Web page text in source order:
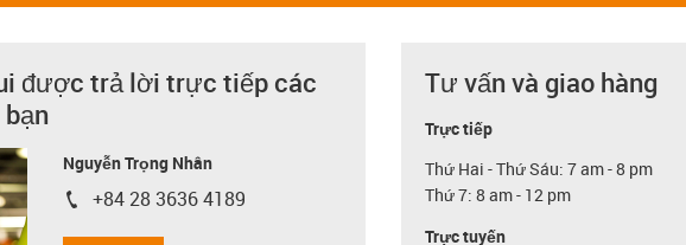
được trả lời trực tiếp các
Nguyễn Trọng Nhân
igus-icon-phone
+84 28 3636 4189
Tư vấn và giao hàng
Trực tiếp
Thứ Hai - Thứ Sáu: 7 am - 8 pm
Thứ 7: 8 am - 12 pm
Trực tuyến